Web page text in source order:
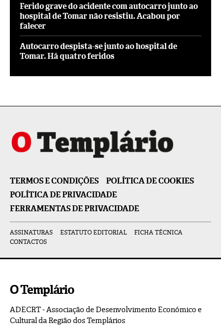
Ferido grave do acidente com autocarro junto ao
hospital de Tomar não resistiu. Acabou por
falecer
Autocarro despista-se junto ao hospital de
Tomar. Há quatro feridos
TERMOS E CONDIÇÕES
POLÍTICA DE COOKIES
POLÍTICA DE PRIVACIDADE
FERRAMENTAS DE PRIVACIDADE
ASSINATURAS ESTATUTO EDITORIAL
FICHA TÉCNICA
CONTACTOS
O Templário
ADECRT - Associação de Desenvolvimento Económico e
Cultural da Região dos Templários